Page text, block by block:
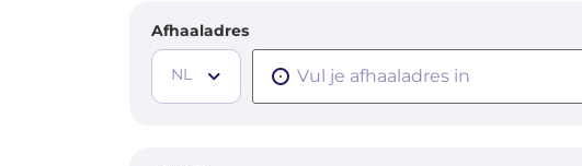
Afhaaladres
NL